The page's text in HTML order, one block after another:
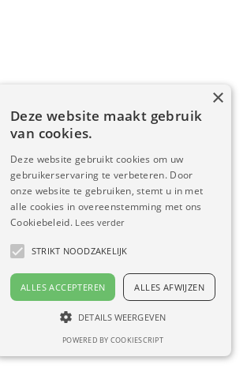
Contact×
Deze website maakt gebruik
van cookies.
Deze website gebruikt cookies om uw
gebruikerservaring te verbeteren. Door
onze website te gebruiken, stemt u in met
alle cookies in overeenstemming met ons
Cookiebeleid. Lees verder
STRIKT NOODZAKELIJK
ALLES ACCEPTEREN ALLES AFWIJZEN
DETAILS WEERGEVEN
POWERED BY COOKIESCRIPT